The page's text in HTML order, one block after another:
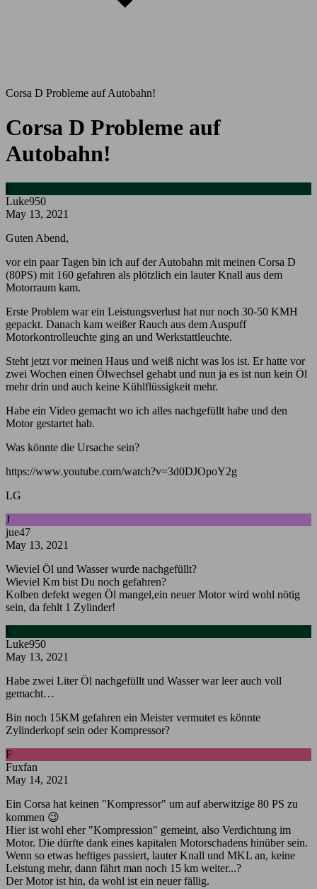
Corsa D Probleme auf Autobahn!
Corsa D Probleme auf
Autobahn!
L
Luke950
May 13, 2021
Guten Abend,
vor ein paar Tagen bin ich auf der Autobahn mit meinen Corsa D
(80PS) mit 160 gefahren als plötzlich ein lauter Knall aus dem
Motorraum kam.
Erste Problem war ein Leistungsverlust hat nur noch 30-50 KMH
gepackt. Danach kam weißer Rauch aus dem Auspuff
Motorkontrolleuchte ging an und Werkstattleuchte.
Steht jetzt vor meinen Haus und weiß nicht was los ist. Er hatte vor
zwei Wochen einen Ölwechsel gehabt und nun ja es ist nun kein Öl
mehr drin und auch keine Kühlflüssigkeit mehr.
Habe ein Video gemacht wo ich alles nachgefüllt habe und den
Motor gestartet hab.
Was könnte die Ursache sein?
https://www.youtube.com/watch?v=3d0DJOpoY2g
LG
J
jue47
May 13, 2021
Wieviel Öl und Wasser wurde nachgefüllt?
Wieviel Km bist Du noch gefahren?
Kolben defekt wegen Öl mangel,ein neuer Motor wird wohl nötig
sein, da fehlt 1 Zylinder!
L
Luke950
May 13, 2021
Habe zwei Liter Öl nachgefüllt und Wasser war leer auch voll
gemacht…
Bin noch 15KM gefahren ein Meister vermutet es könnte
Zylinderkopf sein oder Kompressor?
F
Fuxfan
May 14, 2021
Ein Corsa hat keinen "Kompressor" um auf aberwitzige 80 PS zu
kommen 😉
Hier ist wohl eher "Kompression" gemeint, also Verdichtung im
Motor. Die dürfte dank eines kapitalen Motorschadens hinüber sein.
Wenn so etwas heftiges passiert, lauter Knall und MKL an, keine
Leistung mehr, dann fährt man noch 15 km weiter...?
Der Motor ist hin, da wohl ist ein neuer fällig.